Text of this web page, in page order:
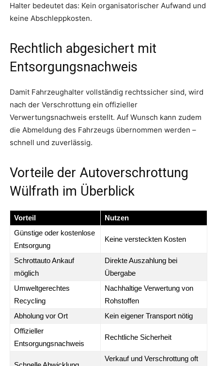
Halter bedeutet das: Kein organisatorischer Aufwand und
keine Abschleppkosten.
Rechtlich abgesichert mit
Entsorgungsnachweis
Damit Fahrzeughalter vollständig rechtssicher sind, wird
nach der Verschrottung ein offizieller
Verwertungsnachweis erstellt. Auf Wunsch kann zudem
die Abmeldung des Fahrzeugs übernommen werden –
schnell und zuverlässig.
Vorteile der Autoverschrottung
Wülfrath im Überblick
Vorteil
Nutzen
Günstige oder kostenlose
Entsorgung
Keine versteckten Kosten
Schrottauto Ankauf
möglich
Direkte Auszahlung bei
Übergabe
Umweltgerechtes
Recycling
Nachhaltige Verwertung von
Rohstoffen
Abholung vor Ort
Kein eigener Transport nötig
Offizieller
Entsorgungsnachweis
Rechtliche Sicherheit
Verkauf und Verschrottung oft